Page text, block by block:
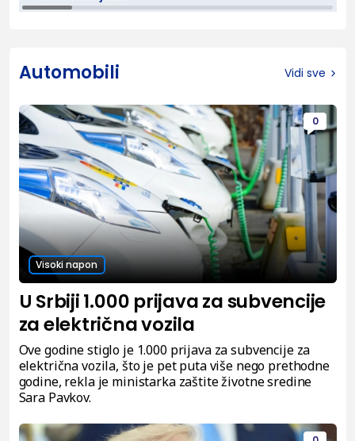
Automobili Vidi sve
0
Visoki napon
U Srbiji 1.000 prijava za subvencije
za električna vozila
Ove godine stiglo je 1.000 prijava za subvencije za
električna vozila, što je pet puta više nego prethodne
godine, rekla je ministarka zaštite životne sredine
Sara Pavkov.